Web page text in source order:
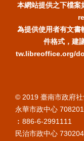
本網站提供之下檔
為提供使用者有文書
件格式，建
tw.libreoffice.org/
© 2019 臺南市政府
永華市政中心
︰886-6-2991111
民治市政中心